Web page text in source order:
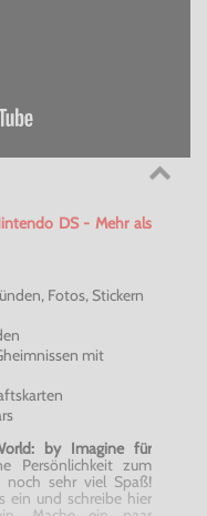
DS - Mehr als
Fotos, Stickern
mit
by Imagine für
Persönlichkeit zum
noch sehr viel Spaß!
ein und schreibe hier